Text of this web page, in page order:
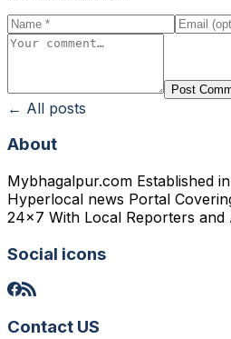
Post
← All posts
About
Mybhagalpur.com Established
Hyperlocal news Portal
24x7 With Local Reporters and
Social icons
Contact US